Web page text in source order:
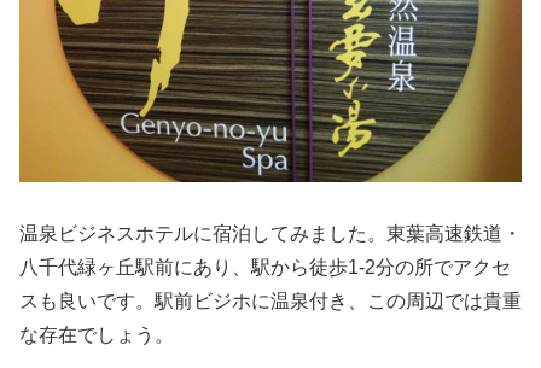
温泉ビジネスホテルに宿泊してみました。東葉高速鉄道・
八千代緑ヶ丘駅前にあり、駅から徒歩1-2分の所でアクセ
スも良いです。駅前ビジホに温泉付き、この周辺では貴重
な存在でしょう。